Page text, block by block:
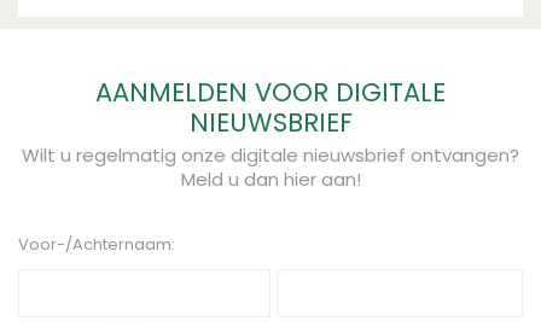
AANMELDEN VOOR DIGITALE
NIEUWSBRIEF
Wilt u regelmatig onze digitale nieuwsbrief ontvangen?
Meld u dan hier aan!
Voor-/Achternaam: